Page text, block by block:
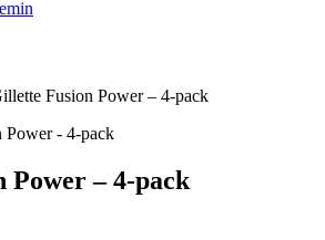
Fusion Power – 4-pack
Power – 4-pack